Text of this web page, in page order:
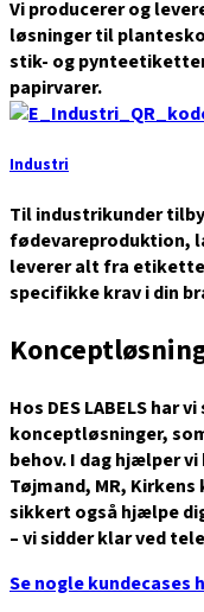
Vi producerer og
løsninger til
stik- og
papirvarer.
Industri
Til industrikunder
fødevareproduktion,
leverer alt fra
specifikke krav i din
Hos DES LABELS har
konceptløsninger,
behov. I dag hjælper
Tøjmand, MR,
sikkert også hjælpe
– vi sidder klar ved
Se nogle kundecases